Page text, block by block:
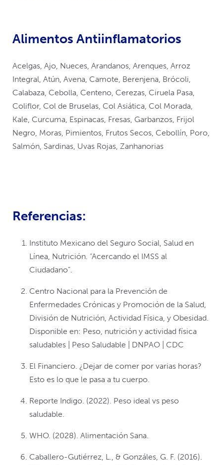
Alimentos Antiinflamatorios
Acelgas, Ajo, Nueces, Arandanos, Arenques, Arroz
Integral, Atún, Avena, Camote, Berenjena, Brócoli,
Calabaza, Cebolla, Centeno, Cerezas, Ciruela Pasa,
Coliflor, Col de Bruselas, Col Asiática, Col Morada,
Kale, Curcuma, Espinacas, Fresas, Garbanzos, Frijol
Negro, Moras, Pimientos, Frutos Secos, Cebollín, Poro,
Salmón, Sardinas, Uvas Rojas, Zanhanorias
Referencias:
Instituto Mexicano del Seguro Social, Salud en
Línea, Nutrición. “Acercando el IMSS al
Ciudadano”.
Centro Nacional para la Prevención de
Enfermedades Crónicas y Promoción de la Salud,
División de Nutrición, Actividad Física, y Obesidad.
Disponible en: Peso, nutrición y actividad física
saludables | Peso Saludable | DNPAO | CDC
El Financiero. ¿Dejar de comer por varias horas?
Esto es lo que le pasa a tu cuerpo.
Reporte Indigo. (2022). Peso ideal vs peso
saludable.
WHO. (2028). Alimentación Sana.
Caballero-Gutiérrez, L., & Gonzáles, G. F. (2016).